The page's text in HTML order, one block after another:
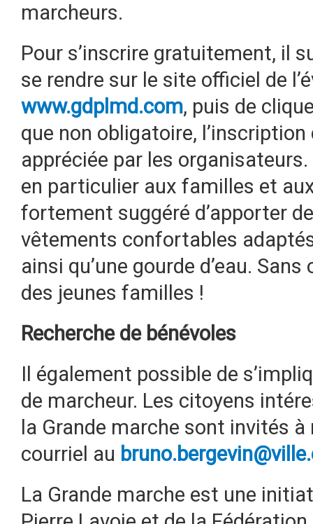
marcheurs.
Pour s’inscrire gratuitement, il
se rendre sur le site officiel de
www.gdplmd.com, puis de
que non obligatoire,
appréciée par les
en particulier aux familles et
fortement suggéré d’apporter
vêtements confortables
ainsi qu’une gourde d’eau.
des jeunes familles !
Recherche de bénévoles
Il également possible de
de marcheur. Les citoyens
la Grande marche sont invités
courriel au
La Grande marche est une